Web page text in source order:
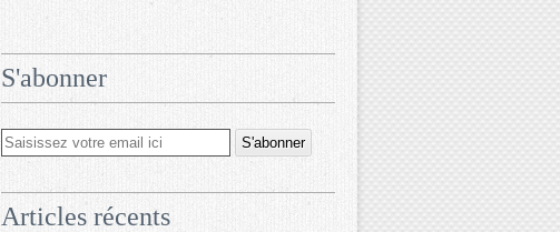
S'abonner
Articles récents